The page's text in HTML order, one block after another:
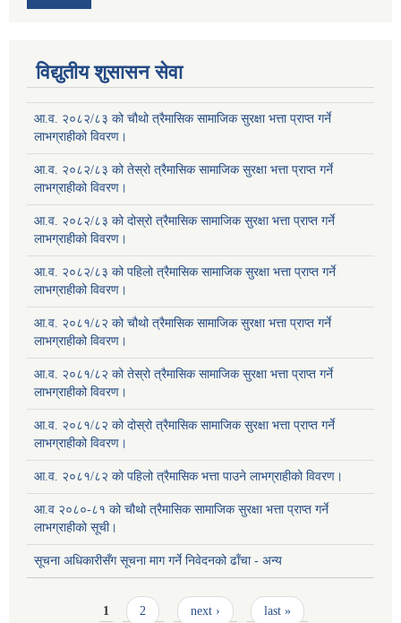
विद्युतीय शुसासन सेवा
आ.व. २०८२/८३ को चौथो त्रैमासिक सामाजिक सुरक्षा भत्ता प्राप्त गर्ने
लाभग्राहीको विवरण।
आ.व. २०८२/८३ को तेस्रो त्रैमासिक सामाजिक सुरक्षा भत्ता प्राप्त गर्ने
लाभग्राहीको विवरण।
आ.व. २०८२/८३ को दोस्रो त्रैमासिक सामाजिक सुरक्षा भत्ता प्राप्त गर्ने
लाभग्राहीको विवरण।
आ.व. २०८२/८३ को पहिलो त्रैमासिक सामाजिक सुरक्षा भत्ता प्राप्त गर्ने
लाभग्राहीको विवरण।
आ.व. २०८१/८२ को चौथो त्रैमासिक सामाजिक सुरक्षा भत्ता प्राप्त गर्ने
लाभग्राहीको विवरण।
आ.व. २०८१/८२ को तेस्रो त्रैमासिक सामाजिक सुरक्षा भत्ता प्राप्त गर्ने
लाभग्राहीको विवरण।
आ.व. २०८१/८२ को दोस्रो त्रैमासिक सामाजिक सुरक्षा भत्ता प्राप्त गर्ने
लाभग्राहीको विवरण।
आ.व. २०८१/८२ को पहिलो त्रैमासिक भत्ता पाउने लाभग्राहीको विवरण।
आ.व २०८०-८१ को चौथो त्रैमासिक सामाजिक सुरक्षा भत्ता प्राप्त गर्ने
लाभग्राहीको सूची।
सूचना अधिकारीसँग सूचना माग गर्ने निवेदनको ढाँचा - अन्य
1 2 next › last »